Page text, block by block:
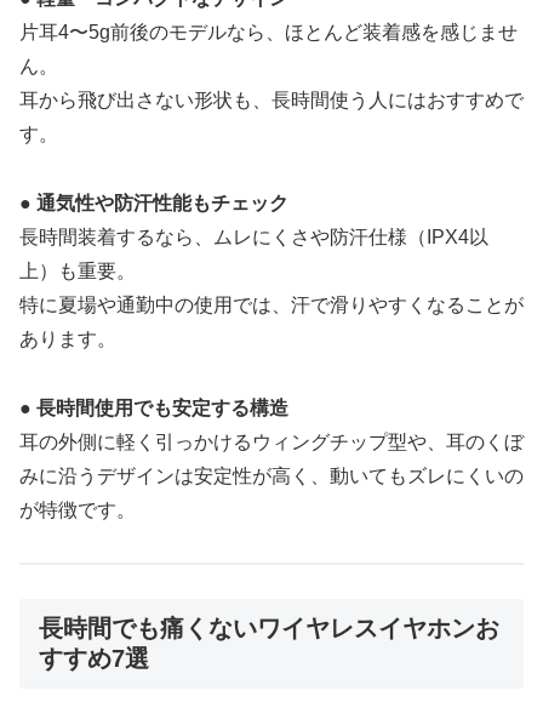
片耳4〜5g前後のモデルなら、ほとんど装着感を感じませ
ん。
耳から飛び出さない形状も、長時間使う人にはおすすめで
す。
● 通気性や防汗性能もチェック
長時間装着するなら、ムレにくさや防汗仕様（IPX4以
上）も重要。
特に夏場や通勤中の使用では、汗で滑りやすくなることが
あります。
● 長時間使用でも安定する構造
耳の外側に軽く引っかけるウィングチップ型や、耳のくぼ
みに沿うデザインは安定性が高く、動いてもズレにくいの
が特徴です。
長時間でも痛くないワイヤレスイヤホンお
すすめ7選